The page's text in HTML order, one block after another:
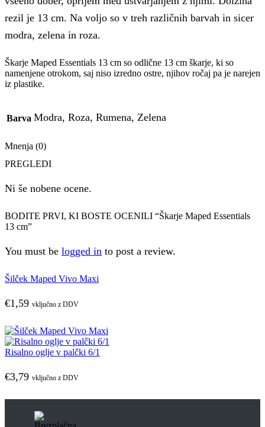
rezil je 13 cm. Na voljo so v treh različnih barvah in sicer
modra, zelena in roza.
Škarje Maped Essentials 13 cm so odlične 13 cm škarje, ki so
namenjene otrokom, saj niso izredno ostre, njihov ročaj pa je narejen
iz plastike.
Barva Modra, Roza, Rumena, Zelena
Mnenja (0)
PREGLEDI
Ni še nobene ocene.
BODITE PRVI, KI BOSTE OCENILI “Škarje Maped Essentials
13 cm”
You must be logged in to post a review.
Šilček Maped Vivo Maxi
€1,59 vključno z DDV
Risalno oglje v palčki 6/1
€3,79 vključno z DDV